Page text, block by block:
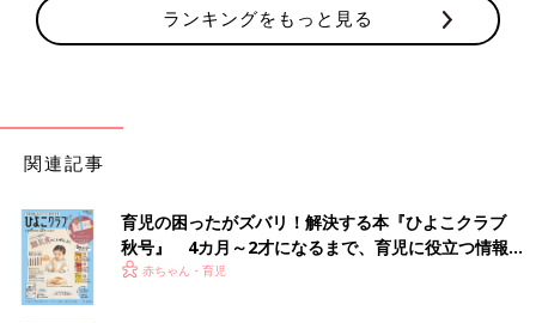
ランキングをもっと見る
関連記事
育児の困ったがズバリ！解決する本『ひよこクラブ
秋号』 4カ月～2才になるまで、育児に役立つ情報が
いっぱい！
赤ちゃん・育児